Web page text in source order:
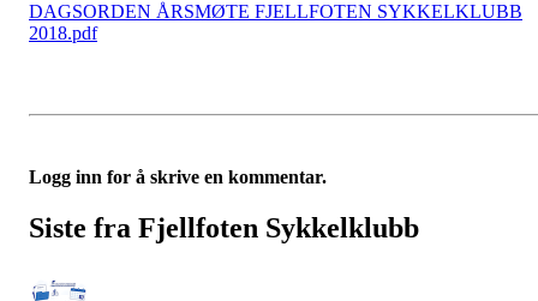
DAGSORDEN ÅRSMØTE FJELLFOTEN SYKKELKLUBB
2018.pdf
Logg inn for å skrive en kommentar.
Siste fra Fjellfoten Sykkelklubb